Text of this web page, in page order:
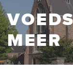
MEER